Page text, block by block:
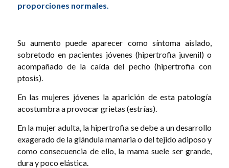
proporciones normales.
Su aumento puede aparecer como síntoma aislado,
sobretodo en pacientes jóvenes (hipertrofia juvenil) o
acompañado de la caída del pecho (hipertrofia con
ptosis).
En las mujeres jóvenes la aparición de esta patología
acostumbra a provocar grietas (estrías).
En la mujer adulta, la hipertrofia se debe a un desarrollo
exagerado de la glándula mamaria o del tejido adiposo y
como consecuencia de ello, la mama suele ser grande,
dura y poco elástica.